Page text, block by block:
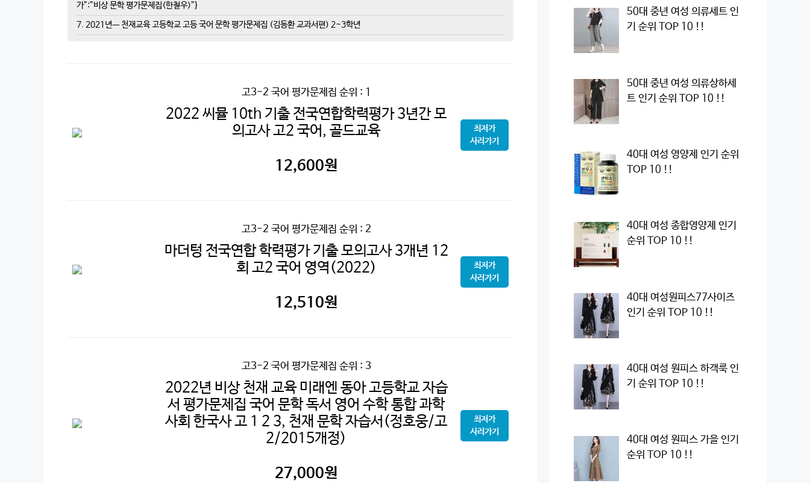
가”:”비상 문학 평가문제집(한철우)”}
7. 2021년ㅡ 천재교육 고등학교 고등 국어 문학 평가문제집 (김동환 교과서편) 2~3학년
고3-2 국어 평가문제집 순위 : 1
2022 씨뮬 10th 기출 전국연합학력평가 3년간 모
의고사 고2 국어, 골드교육
12,600원
최저가
사러가기
고3-2 국어 평가문제집 순위 : 2
마더텅 전국연합 학력평가 기출 모의고사 3개년 12
회 고2 국어 영역(2022)
12,510원
최저가
사러가기
고3-2 국어 평가문제집 순위 : 3
2022년 비상 천재 교육 미래엔 동아 고등학교 자습
서 평가문제집 국어 문학 독서 영어 수학 통합 과학
사회 한국사 고 1 2 3, 천재 문학 자습서(정호웅/고
2/2015개정)
27,000원
최저가
사러가기
50대 중년 여성 의류세트 인
기 순위 TOP 10 !!
50대 중년 여성 의류상하세
트 인기 순위 TOP 10 !!
40대 여성 영양제 인기 순위
TOP 10 !!
40대 여성 종합영양제 인기
순위 TOP 10 !!
40대 여성원피스77사이즈
인기 순위 TOP 10 !!
40대 여성 원피스 하객룩 인
기 순위 TOP 10 !!
40대 여성 원피스 가을 인기
순위 TOP 10 !!